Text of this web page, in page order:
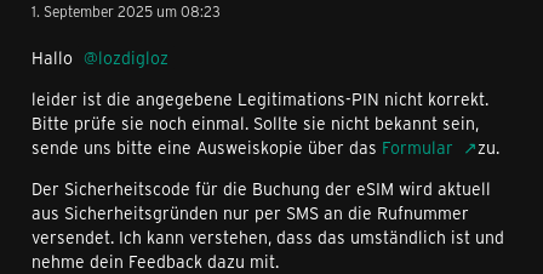
1. September 2025 um 08:23
Hallo
lozdigloz
leider ist die angegebene Legitimations-PIN nicht korrekt.
Bitte prüfe sie noch einmal. Sollte sie nicht bekannt sein,
sende uns bitte eine Ausweiskopie über das Formular
zu.
Der Sicherheitscode für die Buchung der eSIM wird aktuell
aus Sicherheitsgründen nur per SMS an die Rufnummer
versendet. Ich kann verstehen, dass das umständlich ist und
nehme dein Feedback dazu mit.